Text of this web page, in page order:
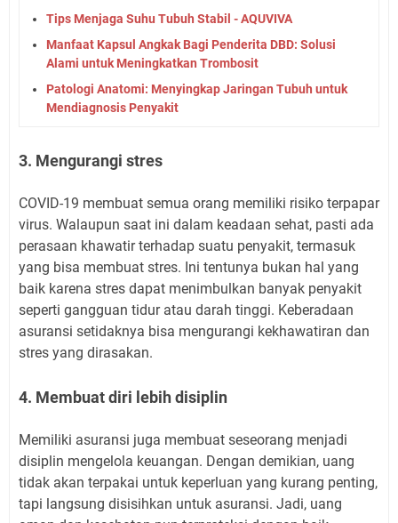
Tips Menjaga Suhu Tubuh Stabil - AQUVIVA
Manfaat Kapsul Angkak Bagi Penderita DBD: Solusi
Alami untuk Meningkatkan Trombosit
Patologi Anatomi: Menyingkap Jaringan Tubuh untuk
Mendiagnosis Penyakit
3. Mengurangi stres
COVID-19 membuat semua orang memiliki risiko terpapar
virus. Walaupun saat ini dalam keadaan sehat, pasti ada
perasaan khawatir terhadap suatu penyakit, termasuk
yang bisa membuat stres. Ini tentunya bukan hal yang
baik karena stres dapat menimbulkan banyak penyakit
seperti gangguan tidur atau darah tinggi. Keberadaan
asuransi setidaknya bisa mengurangi kekhawatiran dan
stres yang dirasakan.
4. Membuat diri lebih disiplin
Memiliki asuransi juga membuat seseorang menjadi
disiplin mengelola keuangan. Dengan demikian, uang
tidak akan terpakai untuk keperluan yang kurang penting,
tapi langsung disisihkan untuk asuransi. Jadi, uang